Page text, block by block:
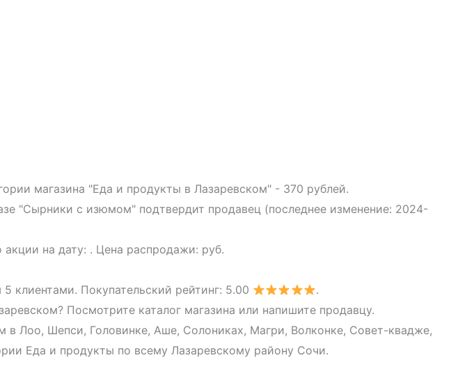
магазина "Еда и продукты в Лазаревском" - 370 рублей.
"Сырники с изюмом" подтвердит продавец (последнее изменение: 2024-
на дату: . Цена распродажи: руб.
клиентами. Покупательский рейтинг: 5.00
.
Посмотрите каталог магазина или напишите продавцу.
Лоо, Шепси, Головинке, Аше, Солониках, Магри, Волконке, Совет-квадже,
Еда и продукты по всему Лазаревскому району Сочи.